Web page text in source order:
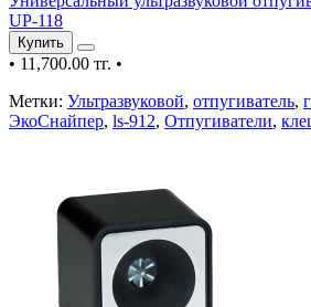
UP-118
Купить
• 11,700.00 тг. •
Метки: Ультразвуковой, отпугиватель,
ЭкоСнайпер, ls-912, Отпугиватели,